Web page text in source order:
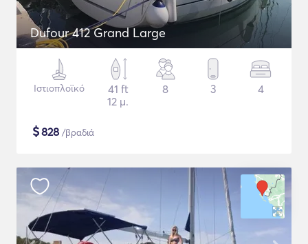
Dufour 412 Grand Large
Ιστιοπλοϊκό
41 ft
12 μ.
8 3 4
$828 /βραδιά